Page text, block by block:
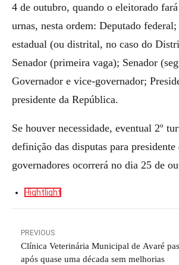
4 de outubro, quando o eleitorado fará
urnas, nesta ordem: Deputado
estadual (ou distrital, no caso do
Senador (primeira vaga); Senador
Governador e vice-governador;
presidente da República.
Se houver necessidade, eventual 2º
definição das disputas para
governadores ocorrerá no dia 25 de
Hightlight
PREVIOUS
Clínica Veterinária Municipal de Avaré
após quase uma década sem melhorias